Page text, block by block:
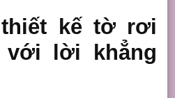
kế tờ rơi
với lời khẳng